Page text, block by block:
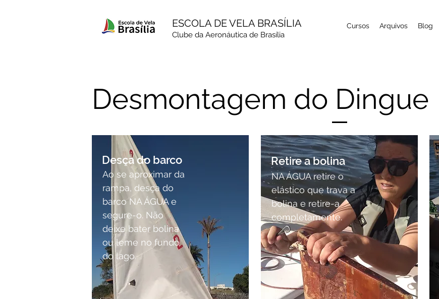
ESCOLA DE VELA BRASÍLIA
Clube da Aeronáutica de Brasília
Cursos Arquivos Blog
Desmontagem do Dingue
Desça do barco
Ao se aproximar da
rampa, desça do
barco NA ÁGUA e
segure-o. Não
deixe bater bolina
ou leme no fundo
do lago.
Retire a bolina
NA ÁGUA retire o
elástico que trava a
bolina e retire-a
completamente.